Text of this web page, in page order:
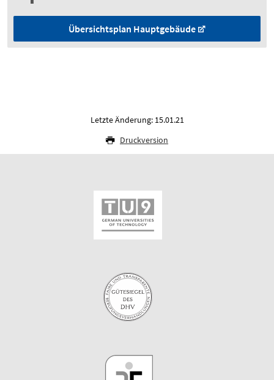
Übersichtsplan Hauptgebäude
Letzte Änderung: 15.01.21
Druckversion